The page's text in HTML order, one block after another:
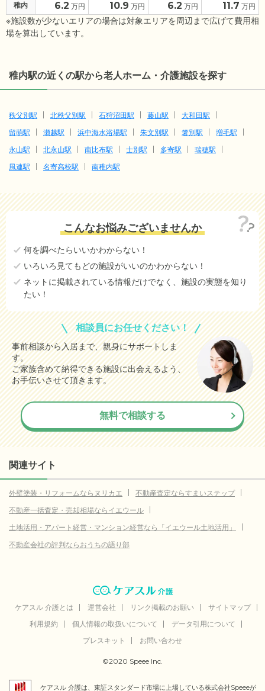
稚内 6.2 万円 10.9 万円 6.2 万円 11.7 万円
※施設数が少ないエリアの場合は対象エリアを周辺まで広げて費用相
場を算出しています。
稚内駅の近くの駅から老人ホーム・介護施設を探す
秩父別駅 北秩父別駅 石狩沼田駅 藤山駅
大和田駅
留萌駅
瀬越駅 浜中海水浴場駅 朱文別駅 箸別駅
増毛駅
永山駅
北永山駅 南比布駅 士別駅 多寄駅
瑞穂駅
風連駅
名寄高校駅 南稚内駅
こんなお悩みございませんか
何を調べたらいいかわからない！
いろいろ見てもどの施設がいいのかわからない！
ネットに掲載されている情報だけでなく、施設の実態を知り
たい！
相談員にお任せください！
事前相談から入居まで、親身にサポートしま
す。
ご家族含めて納得できる施設に出会えるよう、
お手伝いさせて頂きます。
無料で相談する
関連サイト
外壁塗装・リフォームならヌリカエ
不動産査定ならすまいステップ
不動産一括査定・売却相場ならイエウール
土地活用・アパート経営・マンション経営なら「イエウール土地活用」
不動産会社の評判ならおうちの語り部
ケアスル 介護とは 運営会社 リンク掲載のお願い
サイトマップ
利用規約
個人情報の取扱いについて
データ引用について
プレスキット
お問い合わせ
©2020 Speee Inc.
ケアスル 介護は、東証スタンダード市場に上場している株式会社Speeeが